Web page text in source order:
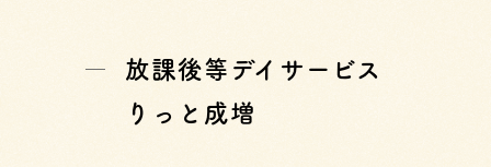
放課後等デイサービス
りっと成増